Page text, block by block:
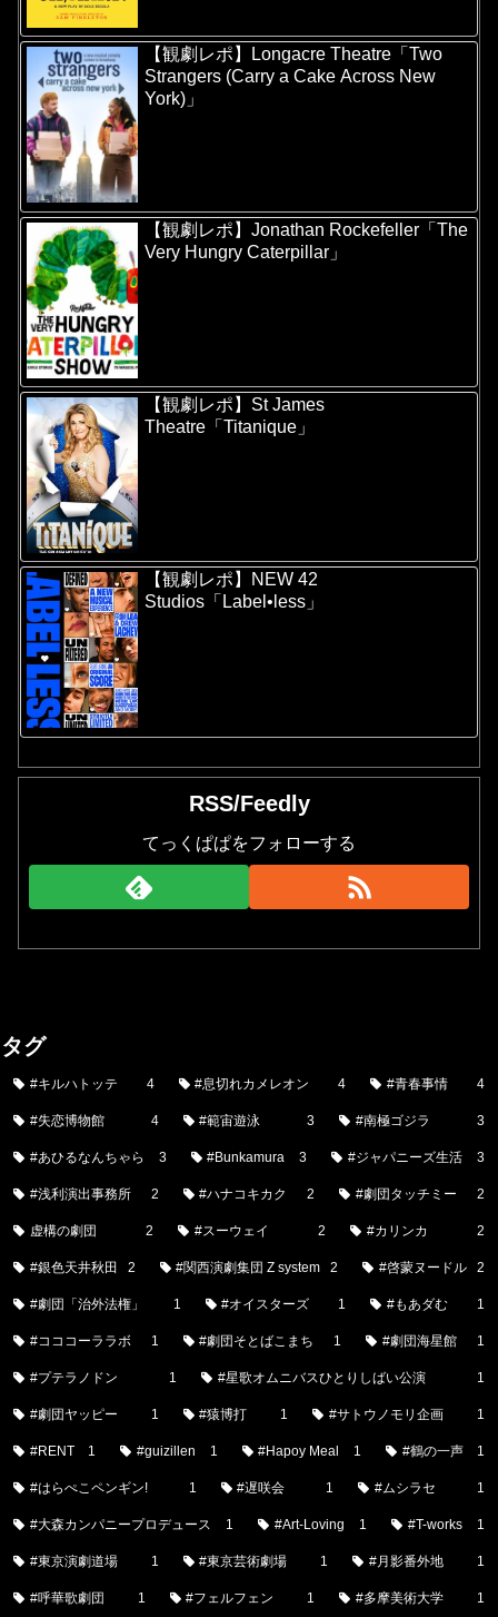
【観劇レポ】Longacre Theatre「Two
Strangers (Carry a Cake Across New
York)」
【観劇レポ】Jonathan Rockefeller「The
Very Hungry Caterpillar」
【観劇レポ】St James
Theatre「Titanique」
【観劇レポ】NEW 42
Studios「Label•less」
RSS/Feedly
てっくぱぱをフォローする
タグ
#キルハトッテ 4 #息切れカメレオン 4 #青春事情 4
#失恋博物館 4 #範宙遊泳 3 #南極ゴジラ 3
#あひるなんちゃら 3 #Bunkamura 3 #ジャパニーズ生活 3
#浅利演出事務所 2 #ハナコキカク 2 #劇団タッチミー 2
虚構の劇団 2 #スーウェイ 2 #カリンカ 2
#銀色天井秋田 2 #関西演劇集団 Z system 2 #啓蒙ヌードル 2
#劇団「治外法権」 1 #オイスターズ 1 #もあダむ 1
#コココーララボ 1 #劇団そとばこまち 1 #劇団海星館 1
#プテラノドン 1 #星歌オムニバスひとりしばい公演 1
#劇団ヤッピー 1 #猿博打 1 #サトウノモリ企画 1
#RENT 1 #guizillen 1 #Hapoy Meal 1 #鶴の一声 1
#はらぺこペンギン! 1 #遅咲会 1 #ムシラセ 1
#大森カンパニープロデュース 1 #Art-Loving 1 #T-works 1
#東京演劇道場 1 #東京芸術劇場 1 #月影番外地 1
#呼華歌劇団 1 #フェルフェン 1 #多摩美術大学 1